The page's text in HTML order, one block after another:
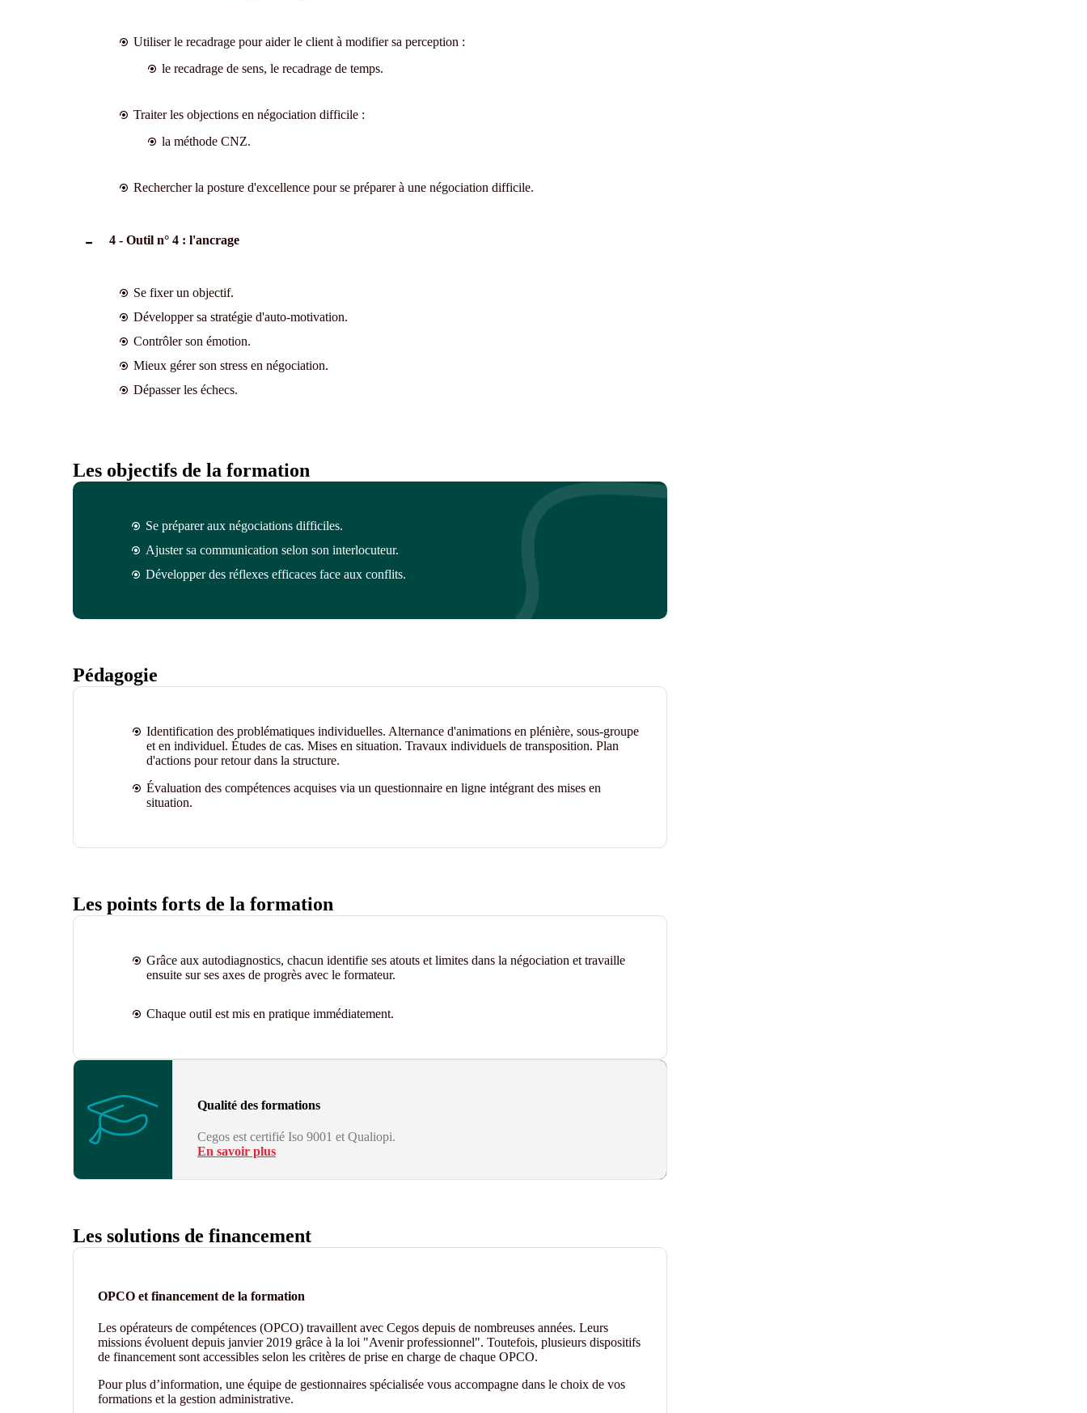
Utiliser le recadrage pour aider le client à modifier sa perception :
le recadrage de sens, le recadrage de temps.
Traiter les objections en négociation difficile :
la méthode CNZ.
Rechercher la posture d'excellence pour se préparer à une négociation difficile.
4 - Outil n° 4 : l'ancrage
Se fixer un objectif.
Développer sa stratégie d'auto-motivation.
Contrôler son émotion.
Mieux gérer son stress en négociation.
Dépasser les échecs.
Les objectifs de la formation
Se préparer aux négociations difficiles.
Ajuster sa communication selon son interlocuteur.
Développer des réflexes efficaces face aux conflits.
Pédagogie
Identification des problématiques individuelles. Alternance d'animations en plénière, sous-groupe
et en individuel. Études de cas. Mises en situation. Travaux individuels de transposition. Plan
d'actions pour retour dans la structure.
Évaluation des compétences acquises via un questionnaire en ligne intégrant des mises en
situation.
Les points forts de la formation
Grâce aux autodiagnostics, chacun identifie ses atouts et limites dans la négociation et travaille
ensuite sur ses axes de progrès avec le formateur.
Chaque outil est mis en pratique immédiatement.
Qualité des formations
Cegos est certifié Iso 9001 et Qualiopi.
En savoir plus
Les solutions de financement
OPCO et financement de la formation
Les opérateurs de compétences (OPCO) travaillent avec Cegos depuis de nombreuses années. Leurs
missions évoluent depuis janvier 2019 grâce à la loi "Avenir professionnel". Toutefois, plusieurs dispositifs
de financement sont accessibles selon les critères de prise en charge de chaque OPCO.
Pour plus d’information, une équipe de gestionnaires spécialisée vous accompagne dans le choix de vos
formations et la gestion administrative.